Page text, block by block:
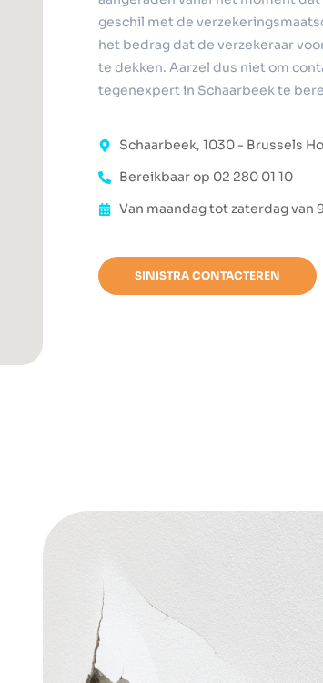
geschil met de
het bedrag dat de verzekeraar
te dekken. Aarzel dus niet om
tegenexpert in Schaarbeek te
Schaarbeek, 1030 - Brussels
Bereikbaar op 02 280 01 10
Van maandag tot zaterdag van
SINISTRA CONTACTEREN